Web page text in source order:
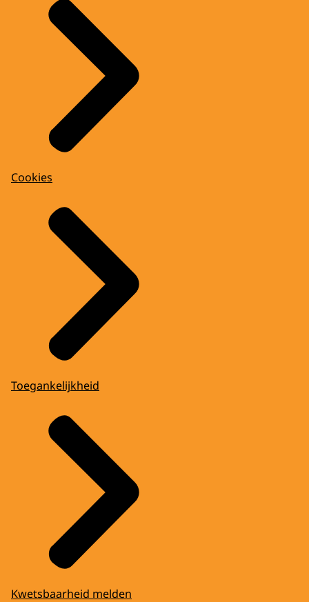
Cookies
Toegankelijkheid
Kwetsbaarheid melden